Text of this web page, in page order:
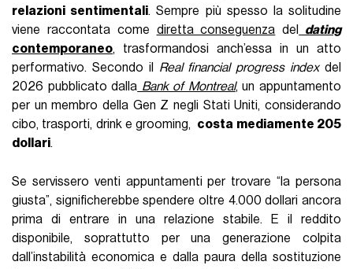
relazioni sentimentali. Sempre più spesso la solitudine
viene raccontata come diretta conseguenza del
dating
contemporaneo, trasformandosi anch’essa in un atto
performativo. Secondo il Real financial progress indexdel
2026 pubblicato dalla Bank of Montreal, un appuntamento
per un membro della Gen Z negli Stati Uniti, considerando
cibo, trasporti, drink e grooming, costa mediamente 205
dollari.
Se servissero venti appuntamenti per trovare “la persona
giusta”, significherebbe spendere oltre 4.000 dollari ancora
prima di entrare in una relazione stabile. E il reddito
disponibile, soprattutto per una generazione colpita
dall’instabilità economica e dalla paura della sostituzione